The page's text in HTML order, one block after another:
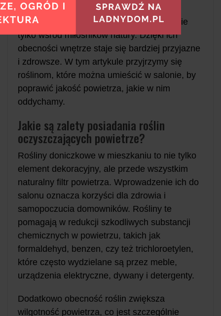
zdobią wnętrze, ale także oczyszczają
powietrze, zdobywają serca wielu osób, nie
tylko wśród miłośników natury. Dzięki ich
obecności wnętrze staje się bardziej przyjazne
i zdrowsze. W tym artykule przyjrzymy się
roślinom, które można umieścić w salonie, by
poprawić jakość powietrza, jakie w nim
oddychamy.
Jakie są zalety posiadania roślin
oczyszczających powietrze?
Rośliny doniczkowe w mieszkaniu to nie tylko
element dekoracyjny, ale przede wszystkim
naturalny filtr powietrza. Wprowadzenie ich do
salonu oznacza korzyści dla zdrowia i
samopoczucia domowników. Rośliny te
pomagają w redukcji szkodliwych substancji
chemicznych w powietrzu, takich jak
formaldehyd, benzen, czy też trichloroetylen,
które często wydzielane są przez meble,
urządzenia elektryczne, dywany i detergenty.
Dodatkowo obecność roślin zwiększa
wilgotność powietrza, co jest szczególnie